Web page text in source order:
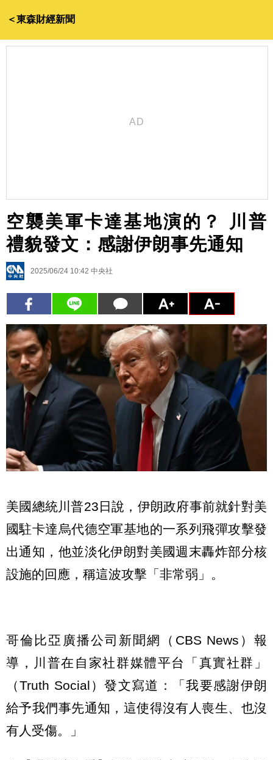
＜東森財經新聞
空襲美軍卡達基地演的？ 川普
禮貌發文：感謝伊朗事先通知
2025/06/24 10:42 中央社
美國總統川普23日說，伊朗政府事前就針對美
國駐卡達烏代德空軍基地的一系列飛彈攻擊發
出通知，他並淡化伊朗對美國週末轟炸部分核
設施的回應，稱這波攻擊「非常弱」。
哥倫比亞廣播公司新聞網（CBS News）報
導，川普在自家社群媒體平台「真實社群」
（Truth Social）發文寫道：「我要感謝伊朗
給予我們事先通知，這使得沒有人喪生、也沒
有人受傷。」